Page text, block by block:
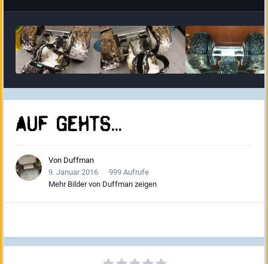
Auf gehts...
Von Duffman
9. Januar 2016
999 Aufrufe
Mehr Bilder von Duffman zeigen